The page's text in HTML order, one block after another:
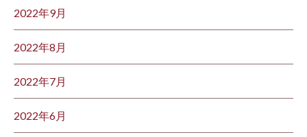
2022年9月
2022年8月
2022年7月
2022年6月